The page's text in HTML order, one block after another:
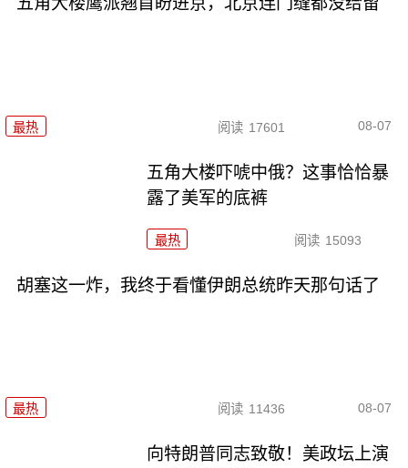
最热 阅读 17601 08-07
五角大楼吓唬中俄？这事恰恰暴
露了美军的底裤
最热 阅读 15093
胡塞这一炸，我终于看懂伊朗总统昨天那句话了
最热 阅读 11436 08-07
向特朗普同志致敬！美政坛上演